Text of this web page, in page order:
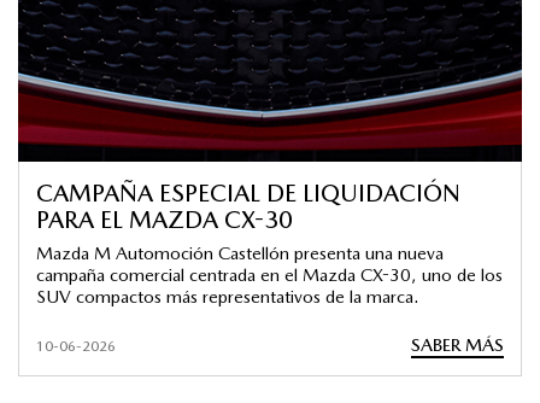
CAMPAÑA ESPECIAL DE LIQUIDACIÓN
PARA EL MAZDA CX-30
Mazda M Automoción Castellón presenta una nueva
campaña comercial centrada en el Mazda CX-30, uno de los
SUV compactos más representativos de la marca.
10-06-2026 SABER MÁS